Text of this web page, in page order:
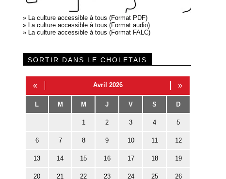
» La culture accessible à tous (Format PDF)
» La culture accessible à tous (Format audio)
» La culture accessible à tous (Format FALC)
SORTIR DANS LE CHOLETAIS
« Avril 2026 »
L M M J V S D
1 2 3 4 5
6 7 8 9 10 11 12
13 14 15 16 17 18 19
20 21 22 23 24 25 26